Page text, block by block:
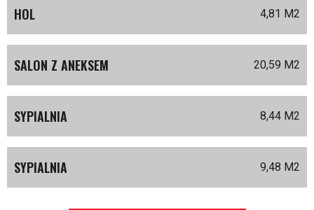
HOL 4,81 M2
SALON Z ANEKSEM 20,59 M2
SYPIALNIA 8,44 M2
SYPIALNIA 9,48 M2